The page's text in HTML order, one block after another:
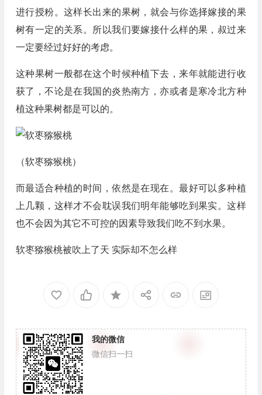
进行授粉。这样长出来的果树，就会与你选择嫁接的果
树有一定的关系。所以我们要嫁接什么样的果，叔过来
一定要经过好好的考虑。
这种果树一般都在这个时候种植下去，来年就能进行收
获了，不论是在我国的炎热南方，亦或者是寒冷北方种
植这种果树都是可以的。
（软枣猕猴桃）
而最适合种植的时间，依然是在现在。最好可以多种植
上几颗，这样才不会耽误我们明年能够吃到果实。这样
也不会因为其它不可控的因素导致我们吃不到水果。
软枣猕猴桃被吹上了天 实际却不怎么样
我的微信
微信扫一扫